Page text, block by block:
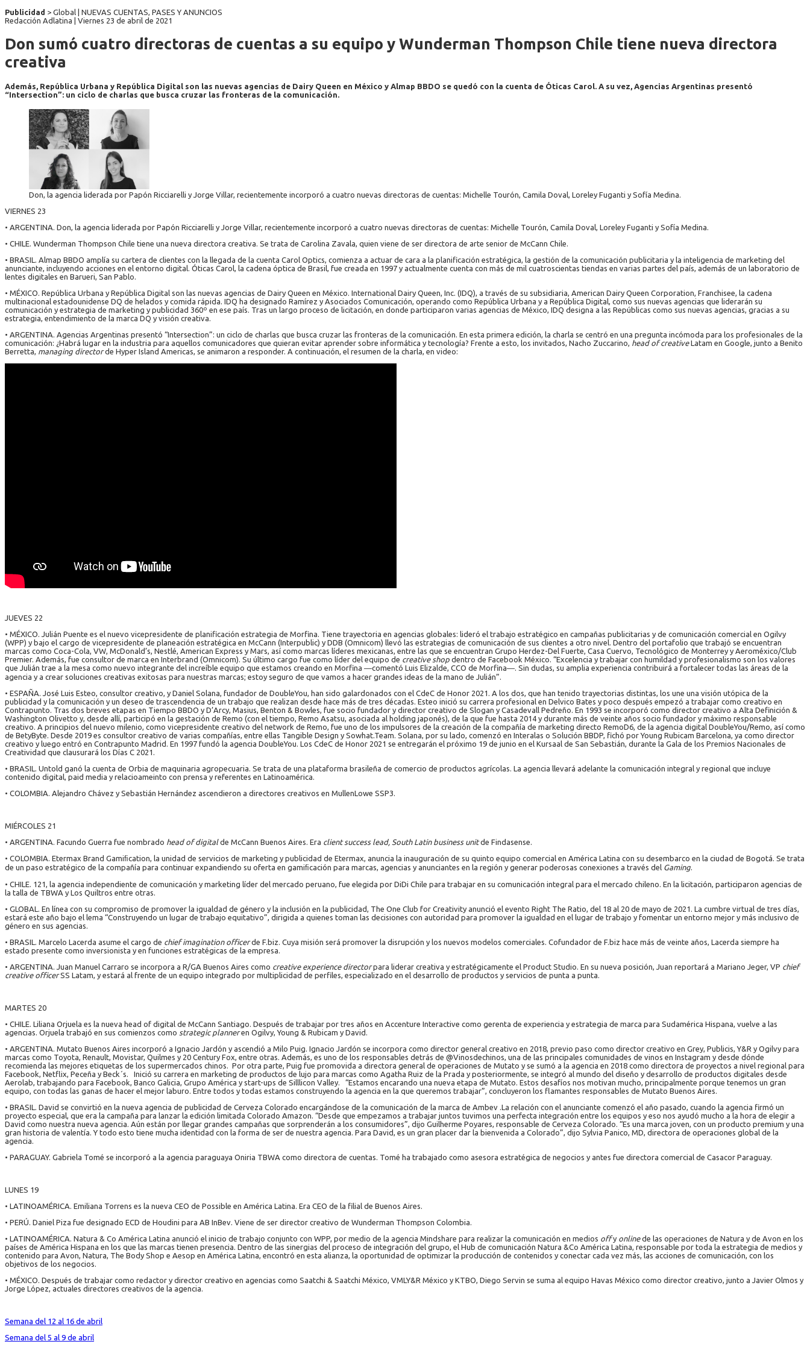
Publicidad > Global | NUEVAS CUENTAS, PASES Y ANUNCIOS
Redacción Adlatina | Viernes 23 de abril de 2021
Don sumó cuatro directoras de cuentas a su equipo y Wunderman Thompson Chile tiene nueva directora
creativa
Además, República Urbana y República Digital son las nuevas agencias de Dairy Queen en México y Almap BBDO se quedó con la cuenta de Óticas Carol. A su vez, Agencias Argentinas presentó
“Intersection”: un ciclo de charlas que busca cruzar las fronteras de la comunicación.
Don, la agencia liderada por Papón Ricciarelli y Jorge Villar, recientemente incorporó a cuatro nuevas directoras de cuentas: Michelle Tourón, Camila Doval, Loreley Fuganti y Sofía Medina.
VIERNES 23
• ARGENTINA. Don, la agencia liderada por Papón Ricciarelli y Jorge Villar, recientemente incorporó a cuatro nuevas directoras de cuentas: Michelle Tourón, Camila Doval, Loreley Fuganti y Sofía Medina.
• CHILE. Wunderman Thompson Chile tiene una nueva directora creativa. Se trata de Carolina Zavala, quien viene de ser directora de arte senior de McCann Chile.
• BRASIL. Almap BBDO amplía su cartera de clientes con la llegada de la cuenta Carol Optics, comienza a actuar de cara a la planificación estratégica, la gestión de la comunicación publicitaria y la inteligencia de marketing del
anunciante, incluyendo acciones en el entorno digital. Óticas Carol, la cadena óptica de Brasil, fue creada en 1997 y actualmente cuenta con más de mil cuatroscientas tiendas en varias partes del país, además de un laboratorio de
lentes digitales en Barueri, San Pablo.
• MÉXICO. República Urbana y República Digital son las nuevas agencias de Dairy Queen en México. International Dairy Queen, Inc. (IDQ), a través de su subsidiaria, American Dairy Queen Corporation, Franchisee, la cadena
multinacional estadounidense DQ de helados y comida rápida. IDQ ha designado Ramírez y Asociados Comunicación, operando como República Urbana y a República Digital, como sus nuevas agencias que liderarán su
comunicación y estrategia de marketing y publicidad 360º en ese país. Tras un largo proceso de licitación, en donde participaron varias agencias de México, IDQ designa a las Repúblicas como sus nuevas agencias, gracias a su
estrategia, entendimiento de la marca DQ y visión creativa.
• ARGENTINA. Agencias Argentinas presentó “Intersection”: un ciclo de charlas que busca cruzar las fronteras de la comunicación. En esta primera edición, la charla se centró en una pregunta incómoda para los profesionales de la
comunicación: ¿Habrá lugar en la industria para aquellos comunicadores que quieran evitar aprender sobre informática y tecnología? Frente a esto, los invitados, Nacho Zuccarino, head of creativeLatam en Google, junto a Benito
Berretta, managing directorde Hyper Island Americas, se animaron a responder. A continuación, el resumen de la charla, en video:
JUEVES 22
• MÉXICO. Julián Puente es el nuevo vicepresidente de planificación estrategia de Morfina. Tiene trayectoria en agencias globales: lideró el trabajo estratégico en campañas publicitarias y de comunicación comercial en Ogilvy
(WPP) y bajo el cargo de vicepresidente de planeación estratégica en McCann (Interpublic) y DDB (Omnicom) llevó las estrategias de comunicación de sus clientes a otro nivel. Dentro del portafolio que trabajó se encuentran
marcas como Coca-Cola, VW, McDonald’s, Nestlé, American Express y Mars, así como marcas líderes mexicanas, entre las que se encuentran Grupo Herdez-Del Fuerte, Casa Cuervo, Tecnológico de Monterrey y Aeroméxico/Club
Premier. Además, fue consultor de marca en Interbrand (Omnicom). Su último cargo fue como líder del equipo de creative shop dentro de Facebook México. “Excelencia y trabajar con humildad y profesionalismo son los valores
que Julián trae a la mesa como nuevo integrante del increíble equipo que estamos creando en Morfina ―comentó Luis Elizalde, CCO de Morfina―. Sin dudas, su amplia experiencia contribuirá a fortalecer todas las áreas de la
agencia y a crear soluciones creativas exitosas para nuestras marcas; estoy seguro de que vamos a hacer grandes ideas de la mano de Julián”.
• ESPAÑA. José Luis Esteo, consultor creativo, y Daniel Solana, fundador de DoubleYou, han sido galardonados con el CdeC de Honor 2021. A los dos, que han tenido trayectorias distintas, los une una visión utópica de la
publicidad y la comunicación y un deseo de trascendencia de un trabajo que realizan desde hace más de tres décadas. Esteo inició su carrera profesional en Delvico Bates y poco después empezó a trabajar como creativo en
Contrapunto. Tras dos breves etapas en Tiempo BBDO y D’Arcy, Masius, Benton & Bowles, fue socio fundador y director creativo de Slogan y Casadevall Pedreño. En 1993 se incorporó como director creativo a Alta Definición &
Washington Olivetto y, desde allí, participó en la gestación de Remo (con el tiempo, Remo Asatsu, asociada al holding japonés), de la que fue hasta 2014 y durante más de veinte años socio fundador y máximo responsable
creativo. A principios del nuevo milenio, como vicepresidente creativo del network de Remo, fue uno de los impulsores de la creación de la compañía de marketing directo RemoD6, de la agencia digital DoubleYou/Remo, así como
de BetyByte. Desde 2019 es consultor creativo de varias compañías, entre ellas Tangible Design y Sowhat.Team. Solana, por su lado, comenzó en Interalas o Solución BBDP, fichó por Young Rubicam Barcelona, ya como director
creativo y luego entró en Contrapunto Madrid. En 1997 fundó la agencia DoubleYou. Los CdeC de Honor 2021 se entregarán el próximo 19 de junio en el Kursaal de San Sebastián, durante la Gala de los Premios Nacionales de
Creatividad que clausurará los Días C 2021.
• BRASIL. Untold ganó la cuenta de Orbia de maquinaria agropecuaria. Se trata de una plataforma brasileña de comercio de productos agrícolas. La agencia llevará adelante la comunicación integral y regional que incluye
contenido digital, paid media y relacioameinto con prensa y referentes en Latinoamérica.
• COLOMBIA. Alejandro Chávez y Sebastián Hernández ascendieron a directores creativos en MullenLowe SSP3.
MIÉRCOLES 21
• ARGENTINA. Facundo Guerra fue nombrado head of digitalde McCann Buenos Aires. Era client success lead, South Latin business unitde Findasense.
• COLOMBIA. Etermax Brand Gamiﬁcation, la unidad de servicios de marketing y publicidad de Etermax, anuncia la inauguración de su quinto equipo comercial en América Latina con su desembarco en la ciudad de Bogotá. Se trata
de un paso estratégico de la compañía para continuar expandiendo su oferta en gamiﬁcación para marcas, agencias y anunciantes en la región y generar poderosas conexiones a través del Gaming.
• CHILE. 121, la agencia independiente de comunicación y marketing líder del mercado peruano, fue elegida por DiDi Chile para trabajar en su comunicación integral para el mercado chileno. En la licitación, participaron agencias de
la talla de TBWA y Los Quiltros entre otras.
• GLOBAL. En línea con su compromiso de promover la igualdad de género y la inclusión en la publicidad, The One Club for Creativity anunció el evento Right The Ratio, del 18 al 20 de mayo de 2021. La cumbre virtual de tres días,
estará este año bajo el lema “Construyendo un lugar de trabajo equitativo”, dirigida a quienes toman las decisiones con autoridad para promover la igualdad en el lugar de trabajo y fomentar un entorno mejor y más inclusivo de
género en sus agencias.
• BRASIL. Marcelo Lacerda asume el cargo de chief imagination officerde F.biz. Cuya misión será promover la disrupción y los nuevos modelos comerciales. Cofundador de F.biz hace más de veinte años, Lacerda siempre ha
estado presente como inversionista y en funciones estratégicas de la empresa.
• ARGENTINA. Juan Manuel Carraro se incorpora a R/GA Buenos Aires como creative experience directorpara liderar creativa y estratégicamente el Product Studio. En su nueva posición, Juan reportará a Mariano Jeger, VP chief
creative officerSS Latam, y estará al frente de un equipo integrado por multiplicidad de perfiles, especializado en el desarrollo de productos y servicios de punta a punta.
MARTES 20
• CHILE. Liliana Orjuela es la nueva head of digital de McCann Santiago. Después de trabajar por tres años en Accenture Interactive como gerenta de experiencia y estrategia de marca para Sudamérica Hispana, vuelve a las
agencias. Orjuela trabajó en sus comienzos como strategic planneren Ogilvy, Young & Rubicam y David.
• ARGENTINA. Mutato Buenos Aires incorporó a Ignacio Jardón y ascendió a Milo Puig. Ignacio Jardón se incorpora como director general creativo en 2018, previo paso como director creativo en Grey, Publicis, Y&R y Ogilvy para
marcas como Toyota, Renault, Movistar, Quilmes y 20 Century Fox, entre otras. Además, es uno de los responsables detrás de @Vinosdechinos, una de las principales comunidades de vinos en Instagram y desde dónde
recomienda las mejores etiquetas de los supermercados chinos. Por otra parte, Puig fue promovida a directora general de operaciones de Mutato y se sumó a la agencia en 2018 como directora de proyectos a nivel regional para
Facebook, Netflix, Peceña y Beck´s. Inició su carrera en marketing de productos de lujo para marcas como Agatha Ruiz de la Prada y posteriormente, se integró al mundo del diseño y desarrollo de productos digitales desde
Aerolab, trabajando para Facebook, Banco Galicia, Grupo América y start-ups de Silllicon Valley. “Estamos encarando una nueva etapa de Mutato. Estos desafíos nos motivan mucho, principalmente porque tenemos un gran
equipo, con todas las ganas de hacer el mejor laburo. Entre todos y todas estamos construyendo la agencia en la que queremos trabajar”, concluyeron los flamantes responsables de Mutato Buenos Aires.
• BRASIL. David se convirtió en la nueva agencia de publicidad de Cerveza Colorado encargándose de la comunicación de la marca de Ambev .La relación con el anunciante comenzó el año pasado, cuando la agencia firmó un
proyecto especial, que era la campaña para lanzar la edición limitada Colorado Amazon. “Desde que empezamos a trabajar juntos tuvimos una perfecta integración entre los equipos y eso nos ayudó mucho a la hora de elegir a
David como nuestra nueva agencia. Aún están por llegar grandes campañas que sorprenderán a los consumidores”, dijo Guilherme Poyares, responsable de Cerveza Colorado. “Es una marca joven, con un producto premium y una
gran historia de valentía. Y todo esto tiene mucha identidad con la forma de ser de nuestra agencia. Para David, es un gran placer dar la bienvenida a Colorado”, dijo Sylvia Panico, MD, directora de operaciones global de la
agencia.
• PARAGUAY. Gabriela Tomé se incorporó a la agencia paraguaya Oniria TBWA como directora de cuentas. Tomé ha trabajado como asesora estratégica de negocios y antes fue directora comercial de Casacor Paraguay.
LUNES 19
• LATINOAMÉRICA. Emiliana Torrens es la nueva CEO de Possible en América Latina. Era CEO de la filial de Buenos Aires.
• PERÚ. Daniel Piza fue designado ECD de Houdini para AB InBev. Viene de ser director creativo de Wunderman Thompson Colombia.
• LATINOAMÉRICA. Natura & Co América Latina anunció el inicio de trabajo conjunto con WPP, por medio de la agencia Mindshare para realizar la comunicación en medios offy onlinede las operaciones de Natura y de Avon en los
países de América Hispana en los que las marcas tienen presencia. Dentro de las sinergias del proceso de integración del grupo, el Hub de comunicación Natura &Co América Latina, responsable por toda la estrategia de medios y
contenido para Avon, Natura, The Body Shop e Aesop en América Latina, encontró en esta alianza, la oportunidad de optimizar la producción de contenidos y conectar cada vez más, las acciones de comunicación, con los
objetivos de los negocios.
• MÉXICO. Después de trabajar como redactor y director creativo en agencias como Saatchi & Saatchi México, VMLY&R México y KTBO, Diego Servin se suma al equipo Havas México como director creativo, junto a Javier Olmos y
Jorge López, actuales directores creativos de la agencia.
Semana del 12 al 16 de abril
Semana del 5 al 9 de abril